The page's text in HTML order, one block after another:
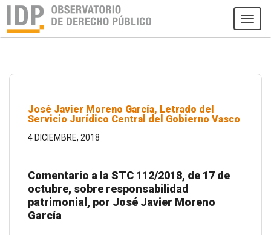
José Javier Moreno García, Letrado del
Servicio Jurídico Central del Gobierno Vasco
4 DICIEMBRE, 2018
Comentario a la STC 112/2018, de 17 de
octubre, sobre responsabilidad
patrimonial, por José Javier Moreno
García